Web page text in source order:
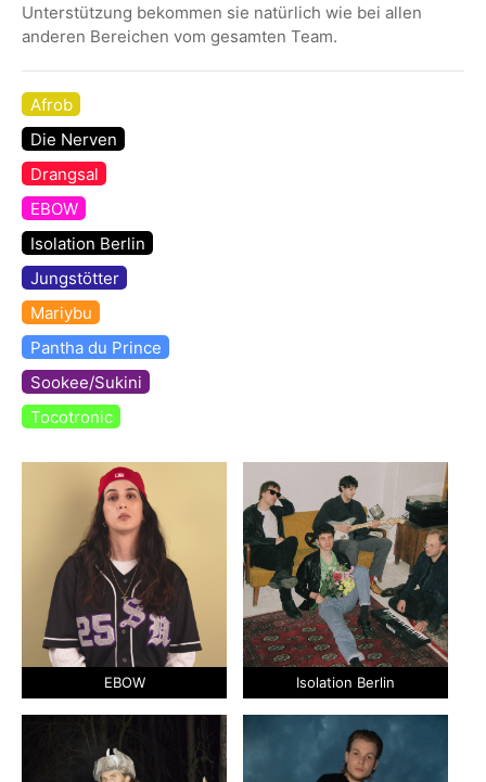
Unterstützung bekommen sie natürlich wie bei allen
anderen Bereichen vom gesamten Team.
Afrob
Die Nerven
Drangsal
EBOW
Isolation Berlin
Jungstötter
Mariybu
Pantha du Prince
Sookee/Sukini
Tocotronic
EBOW Isolation Berlin